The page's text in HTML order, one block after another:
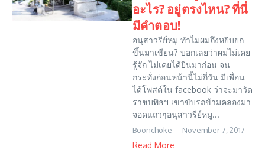
อะไร? อยู่ตรงไหน? ที่นี่
มีคำตอบ!
อนุสาวรีย์หมู ทำไมผมถึงหยิบยก
ขึ้นมาเขียน? บอกเลยว่าผมไม่เคย
รู้จัก ไม่เคยได้ยินมาก่อน จน
กระทั่งก่อนหน้านี้ไม่กี่วัน มีเพื่อน
ได้โพสต์ใน facebook ว่าจะมาวัด
ราชบพิธฯ เขาขับรถข้ามคลองมา
จอดแถวๆอนุสาวรีย์หมู...
Boonchoke November 7, 2017
Read More